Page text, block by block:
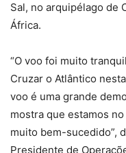
Sal, no arquipélago de
África.
“O voo foi muito
Cruzar o Atlântico
voo é uma grande
mostra que estamos
muito bem-sucedido”,
Presidente de